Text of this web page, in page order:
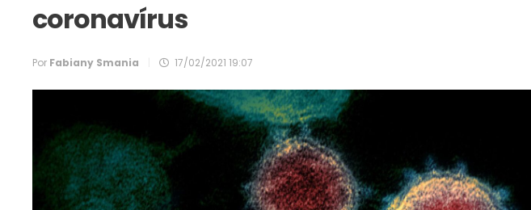
coronavírus
Por Fabiany Smania 17/02/2021 19:07